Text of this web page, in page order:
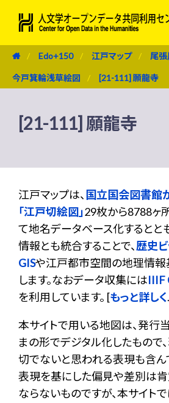
Edo+150 江戸マップ 尾
今戸箕輪浅草絵図 [21-111] 願龍寺
[21-111] 願龍寺
江戸マップは、 国立国会図書館
「江戸切絵図」29枚から8788ヶ
て地名データベース化するとと
情報とも統合することで、歴史
GISや江戸都市空間の地理情
します。なおデータ収集にはIIIF
を利用しています。 [もっと詳しく
本サイトで用いる地図は、発行
まの形でデジタル化したもので
切でないと思われる表現も含ん
表現を基にした偏見や差別は肯
ならないものですが、本サイト